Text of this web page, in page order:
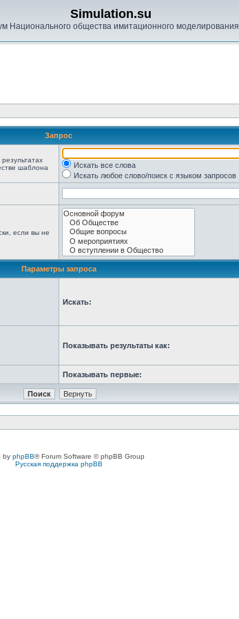
Simulation.su
Национального общества имитационного моделирования
Запрос
шаблона
Искать все слова
Искать любое слово/поиск с языком запросов
если вы не
Параметры запроса
Искать:
Показывать результаты как:
Показывать первые:
by phpBB® Forum Software © phpBB Group
Русская поддержка phpBB